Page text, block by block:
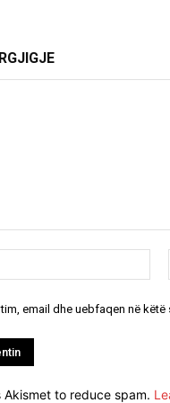
tim, email dhe uebfaqen në
Akismet to reduce spam.